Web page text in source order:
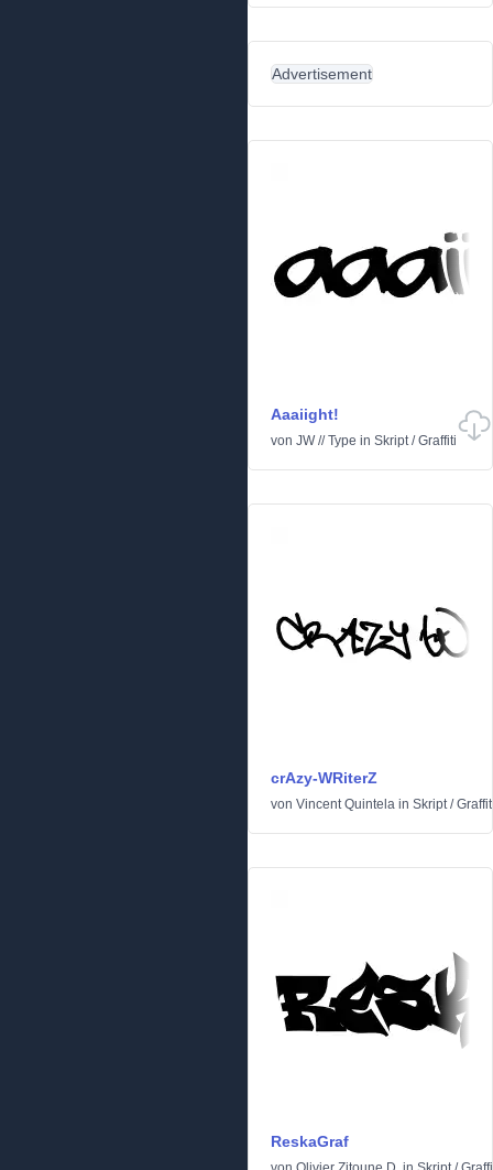
Advertisement
Aaaiight!
von JW // Type in Skript/Graffiti
crAzy-WRiterZ
von Vincent Quintela in Skript/
ReskaGraf